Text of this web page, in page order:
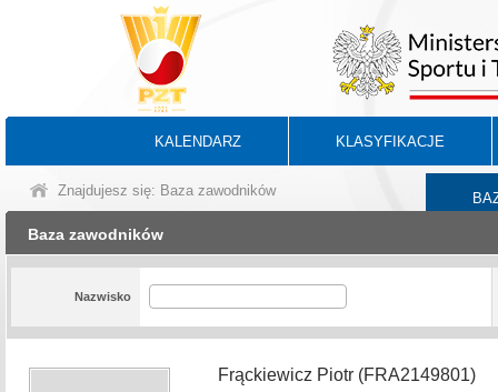
KALENDARZ KLASYFIKACJE
Znajdujesz się: Baza zawodników
Baza zawodników
Nazwisko
Frąckiewicz Piotr (FRA2149801)